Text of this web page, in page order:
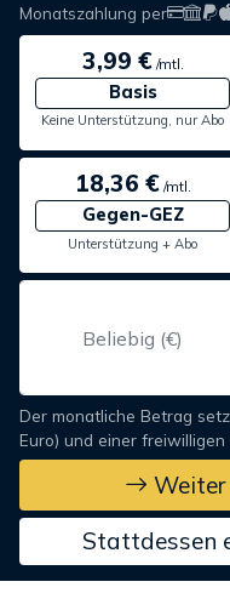
Monatszahlung per
3,99 €/mtl.
Basis
Keine Unterstützung, nur Abo
18,36 €/mtl.
Gegen-GEZ
Unterstützung + Abo
Der monatliche Betrag
Euro) und einer freiwilligen
Stattdessen